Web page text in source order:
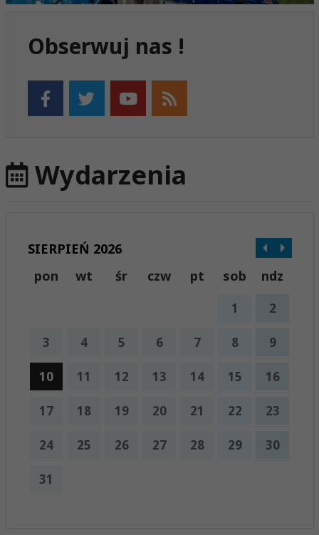
Obserwuj nas !
Wydarzenia
SIERPIEŃ 2026
pon
wt śr czw pt sob ndz
1 2
3 4 5 6 7 8 9
10 11 12 13 14 15 16
17 18 19 20 21 22 23
24 25 26 27 28 29 30
31